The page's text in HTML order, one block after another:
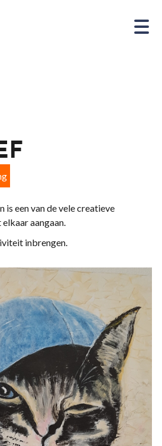
is een van de vele creatieve
aangaan.
inbrengen.